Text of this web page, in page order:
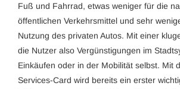
Fuß und Fahrrad, etwas weniger für die
öffentlichen Verkehrsmittel und sehr
Nutzung des privaten Autos. Mit einer
die Nutzer also Vergünstigungen im
Einkäufen oder in der Mobilität selbst. Mit
Services-Card wird bereits ein erster